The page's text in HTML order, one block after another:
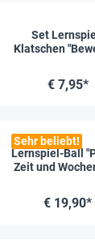
5 von 5
Set
Klatschen
€ 7,95*
Sehr beliebt!
Lernspiel-Ball
Zeit und
€ 19,90*